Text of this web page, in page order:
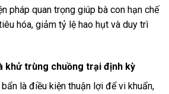
pháp quan trọng giúp bà con hạn chế
hóa, giảm tỷ lệ hao hụt và duy trì
khử trùng chuồng trại định kỳ
là điều kiện thuận lợi để vi khuẩn,